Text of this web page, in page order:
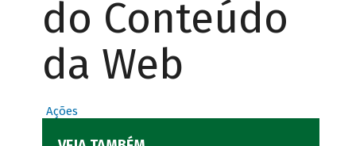
do Conteúdo
da Web
Ações